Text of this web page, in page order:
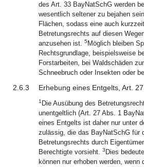
des Art. 33 BayNatSchG werden
wesentlich seltener zu bejahen
Flächen, sodass eine auch
Betretungsrechts auf diesen
anzusehen ist. 5 Möglich bleiben
Rechtsgrundlage, beispielsweise
Forstarbeiten, bei Waldschäden
Schneebruch oder Insekten oder
2.6.3 Erhebung eines Entgelts, Art.
1 Die Ausübung des
unentgeltlich (Art. 27 Abs. 1
eines Entgelts ist daher nur unter
zulässig, die das BayNatSchG für
Betretungsrechts durch
Berechtigte vorsieht. 3 Dies
können nur erhoben werden, wenn